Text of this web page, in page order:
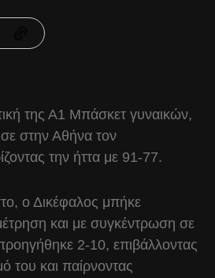
της Α1 Μπάσκετ γυναικών,
στην Αθήνα τον
την ήττα με 91-77.
ο Δικέφαλος μπήκε
και με συγκέντρωση σε
2-10, επιβάλλοντας
του και παίρνοντας